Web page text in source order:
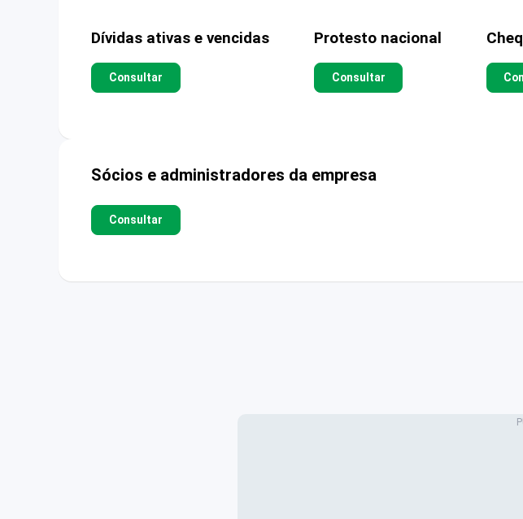
Dívidas ativas e vencidas
Consultar
Protesto nacional
Consultar
Sócios e administradores da empresa
Consultar